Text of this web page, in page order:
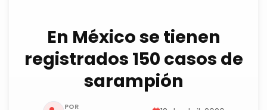
En México se tienen
registrados 150 casos de
sarampión
POR